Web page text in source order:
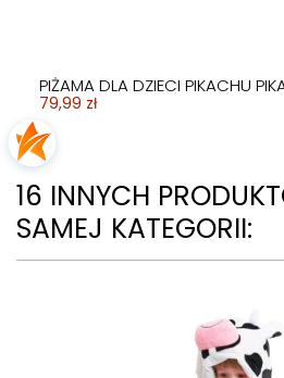
PIŻAMA DLA DZIECI PIKACHU
79,99 zł
16 INNYCH
SAMEJ KATEGORII: